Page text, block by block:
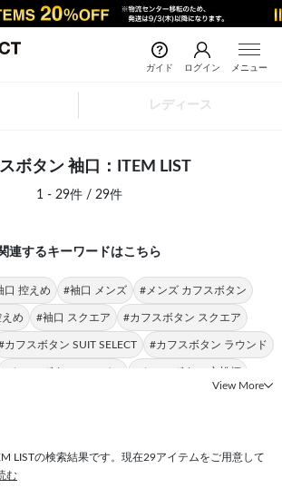
ガイド ログイン メニュー
レディース
ボタン 袖口：ITEM LIST
1 - 29件 / 29件
連するキーワードはこちら
口 控えめ #袖口 メンズ #メンズ カフスボタン
め #袖口 スクエア #カフスボタン スクエア
カフスボタン SUIT SELECT #カフスボタン ラウンド
#カフスボタン シルバー #カフスボタン 市松柄
View More
LISTの検索結果です。現在29アイテムをご用意して
む